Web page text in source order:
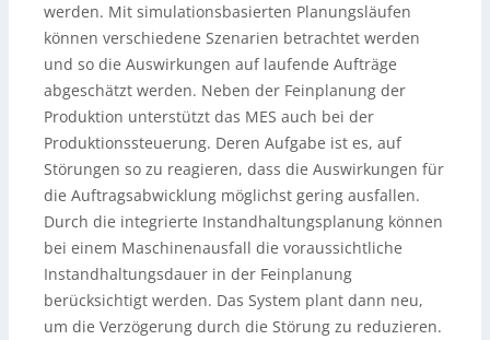
werden. Mit simulationsbasierten Planungsläufen
können verschiedene Szenarien betrachtet werden
und so die Auswirkungen auf laufende Aufträge
abgeschätzt werden. Neben der Feinplanung der
Produktion unterstützt das MES auch bei der
Produktionssteuerung. Deren Aufgabe ist es, auf
Störungen so zu reagieren, dass die Auswirkungen für
die Auftragsabwicklung möglichst gering ausfallen.
Durch die integrierte Instandhaltungsplanung können
bei einem Maschinenausfall die voraussichtliche
Instandhaltungsdauer in der Feinplanung
berücksichtigt werden. Das System plant dann neu,
um die Verzögerung durch die Störung zu reduzieren.